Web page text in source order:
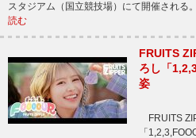
スタジアム（国立競技場）にて開催され
読む
FRUITS
ろし「
姿
FRUITS
「